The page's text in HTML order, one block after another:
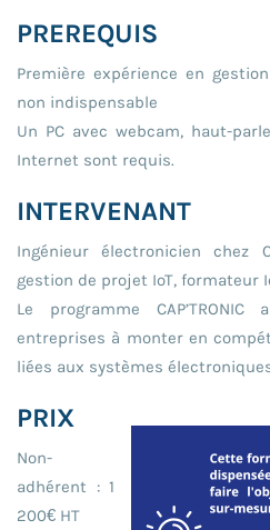
PREREQUIS
Première expérience en
non indispensable
Un PC avec webcam, haut-
Internet sont requis.
INTERVENANT
Ingénieur électronicien chez
gestion de projet IoT, formateur
Le programme
entreprises à monter en
liées aux systèmes
PRIX
Non-
adhérent : 1
200€ HT